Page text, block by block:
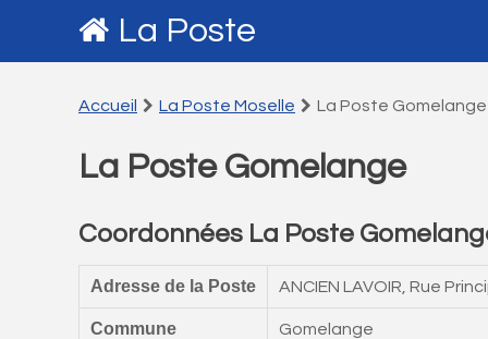
La Poste
Accueil La Poste Moselle La Poste Gomelange
La Poste Gomelange
Coordonnées La Poste
Adresse de la Poste ANCIEN LAVOIR, Rue
Commune Gomelange